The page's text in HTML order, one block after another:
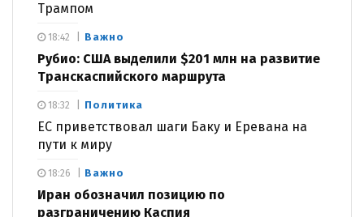
Трампом
Важно
Рубио: США выделили $201 млн на развитие
Транскаспийского маршрута
18:42
Политика
ЕС приветствовал шаги Баку и Еревана на
пути к миру
18:32
Важно
Иран обозначил позицию по
разграничению Каспия
18:26